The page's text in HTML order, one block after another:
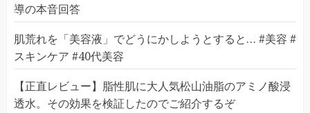
導の本音回答
肌荒れを「美容液」でどうにかしようとすると… #美容 #
スキンケア #40代美容
【正直レビュー】脂性肌に大人気松山油脂のアミノ酸浸
透水。その効果を検証したのでご紹介するぞ